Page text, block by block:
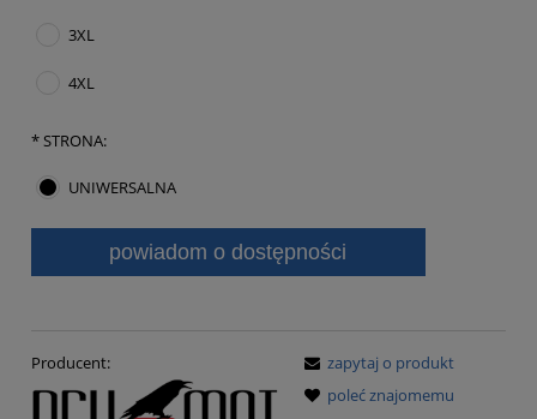
3XL
4XL
*STRONA:
UNIWERSALNA
powiadom o dostępności
Producent:
zapytaj o produkt
poleć znajomemu